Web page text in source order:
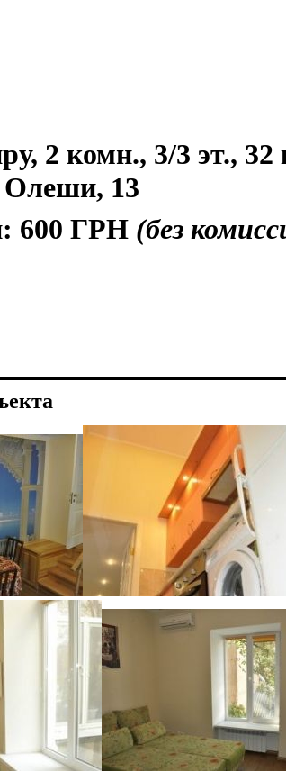
2 комн., 3/3 эт.,
13
600 ГРН (без